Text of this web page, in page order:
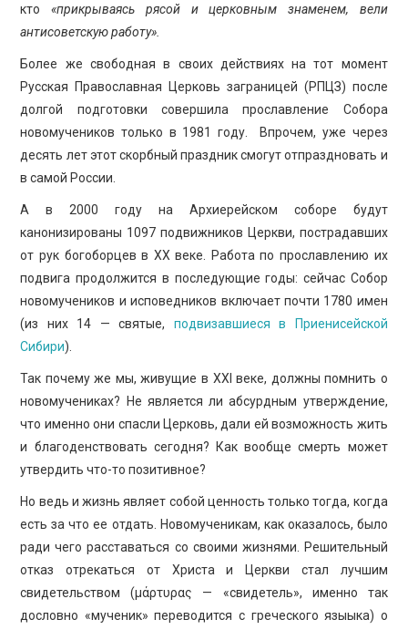
кто«прикрываясь рясой и церковным знаменем, вели
антисоветскую работу».
Более же свободная в своих действиях на тот момент
Русская Православная Церковь заграницей (РПЦЗ) после
долгой подготовки совершила прославление Собора
новомучеников только в 1981 году. Впрочем, уже через
десять лет этот скорбный праздник смогут отпраздновать и
в самой России.
А в 2000 году на Архиерейском соборе будут
канонизированы 1097 подвижников Церкви, пострадавших
от рук богоборцев в ХХ веке. Работа по прославлению их
подвига продолжится в последующие годы: сейчас Собор
новомучеников и исповедников включает почти 1780 имен
(из них 14 — святые, подвизавшиеся в Приенисейской
Сибири).
Так почему же мы, живущие в ХХI веке, должны помнить о
новомучениках? Не является ли абсурдным утверждение,
что именно они спасли Церковь, дали ей возможность жить
и благоденствовать сегодня? Как вообще смерть может
утвердить что-то позитивное?
Но ведь и жизнь являет собой ценность только тогда, когда
есть за что ее отдать. Новомученикам, как оказалось, было
ради чего расставаться со своими жизнями. Решительный
отказ отрекаться от Христа и Церкви стал лучшим
свидетельством (μάρτυρας — «свидетель», именно так
дословно «мученик» переводится с греческого языыка) о